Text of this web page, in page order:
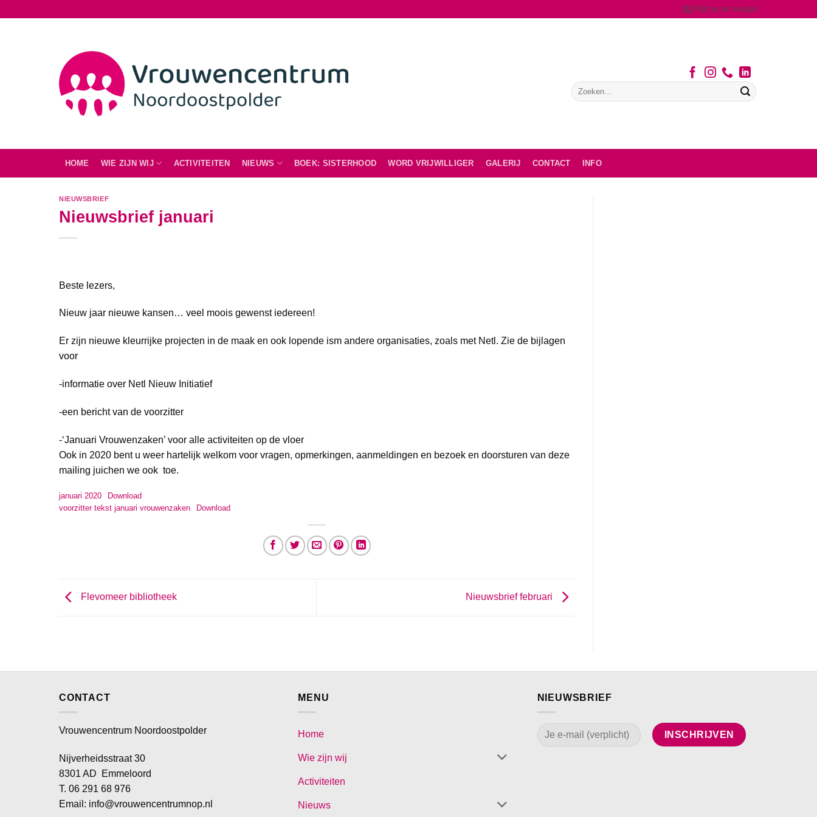
Blijf op de hoogte!
HOME WIE ZIJN WIJ ACTIVITEITEN NIEUWS BOEK: SISTERHOOD WORD VRIJWILLIGER GALERIJ CONTACT INFO
NIEUWSBRIEF
Nieuwsbrief januari
Beste lezers,
Nieuw jaar nieuwe kansen… veel moois gewenst iedereen!
Er zijn nieuwe kleurrijke projecten in de maak en ook lopende ism andere organisaties, zoals met Netl. Zie de bijlagen
voor
-informatie over Netl Nieuw Initiatief
-een bericht van de voorzitter
-‘Januari Vrouwenzaken’ voor alle activiteiten op de vloer
Ook in 2020 bent u weer hartelijk welkom voor vragen, opmerkingen, aanmeldingen en bezoek en doorsturen van deze
mailing juichen we ook toe.
januari 2020
Download
voorzitter tekst januari vrouwenzaken
Download
Flevomeer bibliotheek Nieuwsbrief februari
CONTACT
Vrouwencentrum Noordoostpolder
Nijverheidsstraat 30
8301 AD Emmeloord
T. 06 291 68 976
Email: info@vrouwencentrumnop.nl
MENU
Home
Wie zijn wij
Activiteiten
Nieuws
NIEUWSBRIEF